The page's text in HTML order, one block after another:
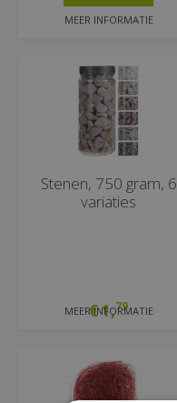
MEER INFORMATIE
Stenen, 750 gram, 6
variaties
€1,79
MEER INFORMATIE